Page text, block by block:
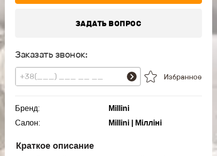
ЗАДАТЬ ВОПРОС
Заказать звонок:
Избранное
Бренд:
Millini
Салон:
Millini | Мілліні
Краткое описание